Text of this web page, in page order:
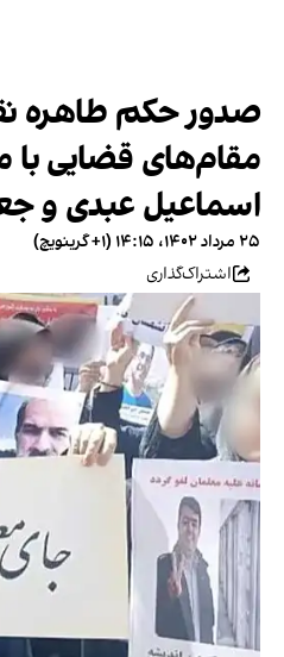
صدور حکم طاهره
مقام‌های قضایی با
اسماعیل عبدی و
۲۵ مرداد ۱۴۰۲، ۱۴:۱۵ (‎+۱ گرینویچ)
اشتراک‌گذاری